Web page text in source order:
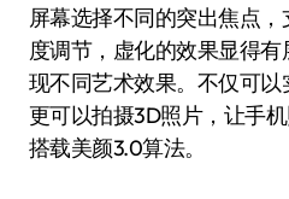
屏幕选择不同的突出焦点，
度调节，虚化的效果显得
现不同艺术效果。不仅可以
更可以拍摄3D照片，让手
搭载美颜3.0算法。